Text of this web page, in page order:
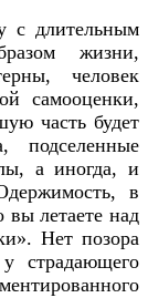
с длительным
жизни,
человек
самооценки,
часть будет
подселенные
а иногда, и
в
вы летаете над
Нет позора
страдающего